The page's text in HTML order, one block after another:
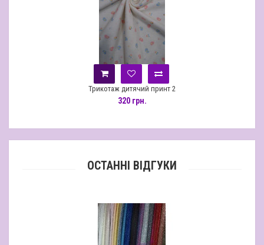
Трикотаж дитячий принт 2
320 грн.
ОСТАННІ ВІДГУКИ